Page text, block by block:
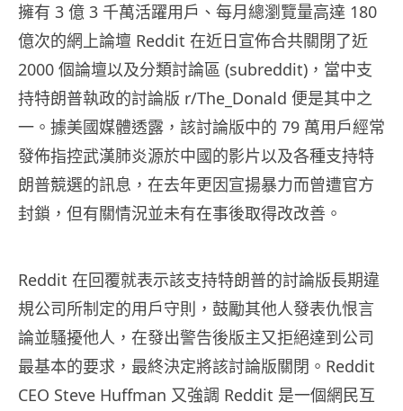
擁有 3 億 3 千萬活躍用戶、每月總瀏覽量高達 180
億次的網上論壇 Reddit 在近日宣佈合共關閉了近
2000 個論壇以及分類討論區 (subreddit)，當中支
持特朗普執政的討論版 r/The_Donald 便是其中之
一。據美國媒體透露，該討論版中的 79 萬用戶經常
發佈指控武漢肺炎源於中國的影片以及各種支持特
朗普競選的訊息，在去年更因宣揚暴力而曾遭官方
封鎖，但有關情況並未有在事後取得改改善。
Reddit 在回覆就表示該支持特朗普的討論版長期違
規公司所制定的用戶守則，鼓勵其他人發表仇恨言
論並騷擾他人，在發出警告後版主又拒絕達到公司
最基本的要求，最終決定將該討論版關閉。Reddit
CEO Steve Huffman 又強調 Reddit 是一個網民互